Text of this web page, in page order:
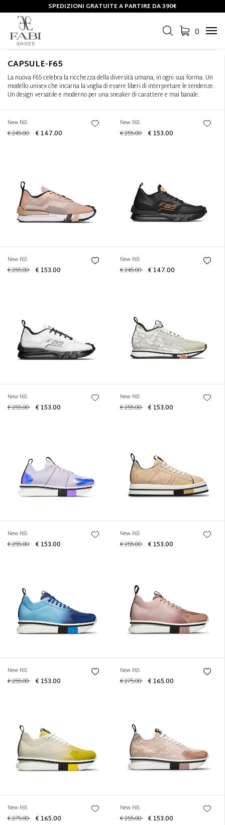
SPEDIZIONI GRATUITE A PARTIRE DA 390€
0
Filtra+
CAPSULE-F65
La nuova F65 celebra la ricchezza della diversità umana, in ogni sua forma. Un
modello unisex che incarna la voglia di essere liberi di interpretare le tendenze.
Un design versatile e moderno per una sneaker di carattere e mai banale.
New F65
€ 245.00 € 147.00
New F65
€ 255.00 € 153.00
New F65
€ 255.00 € 153.00
New F65
€ 245.00 € 147.00
New F65
€ 255.00 € 153.00
New F65
€ 255.00 € 153.00
New F65
€ 255.00 € 153.00
New F65
€ 255.00 € 153.00
New F65
€ 255.00 € 153.00
New F65
€ 275.00 € 165.00
New F65
€ 275.00 € 165.00
New F65
€ 255.00 € 153.00